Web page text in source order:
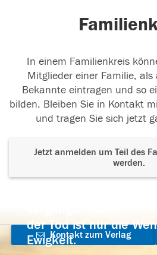
In einem Familienkreis
Mitglieder einer Familie, als
Bekannte eintragen und so
bilden. Bleiben Sie in Kontakt
und tragen Sie sich jetzt
Jetzt anmelden um Teil des
werden.
der Tod ist nur die
Ewigkeit.
Kontakt zum Verlag